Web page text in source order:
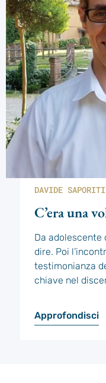
DAVIDE
C’era una
Da
dire. Poi
testimonianza
chiave nel
Approfondisci